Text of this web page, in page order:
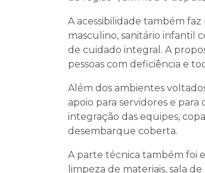
A acessibilidade também
masculino, sanitário infantil
de cuidado integral. A
pessoas com deficiência e
Além dos ambientes
apoio para servidores e
integração das equipes,
desembarque coberta.
A parte técnica também foi
limpeza de materiais, sala